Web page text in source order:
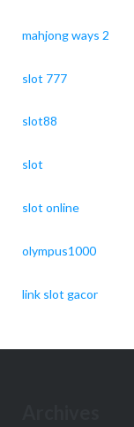
mahjong ways 2
slot 777
slot88
slot
slot online
olympus1000
link slot gacor